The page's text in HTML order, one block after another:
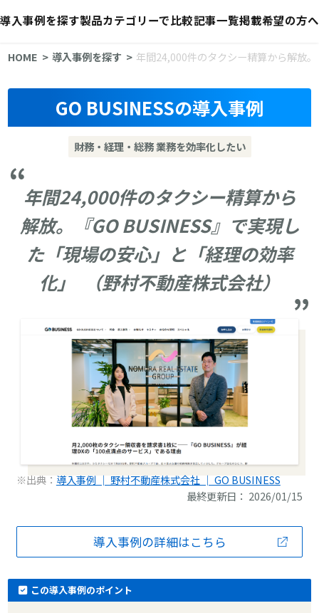
導入事例を探す製品カテゴリーで比較記事一覧掲載希望の方へ
HOME 導入事例を探す 年間24,000件のタクシー精算から解放
GO BUSINESSの導入事例
財務・経理・総務 業務を効率化したい
年間24,000件のタクシー精算から
解放。『GO BUSINESS』で実現し
た「現場の安心」と「経理の効率
化」 （野村不動産株式会社）
※出典： 導入事例 │ 野村不動産株式会社 │ GO BUSINESS
最終更新日： 2026/01/15
導入事例の詳細はこちら
この導入事例のポイント